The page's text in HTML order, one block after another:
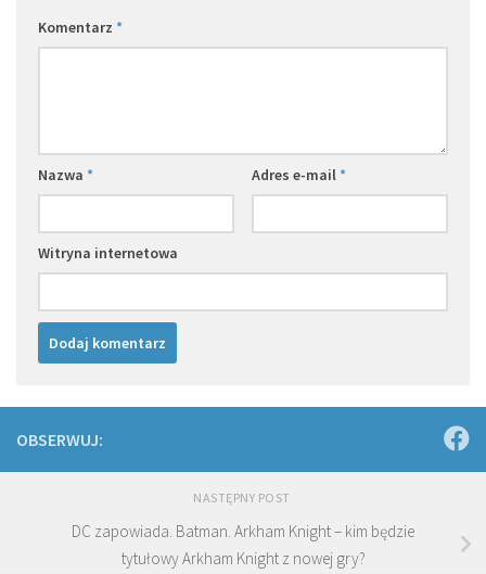
Komentarz *
Nazwa * Adres e-mail*
Witryna internetowa
OBSERWUJ:
NASTĘPNY POST
DC zapowiada. Batman. Arkham Knight – kim będzie
tytułowy Arkham Knight z nowej gry?